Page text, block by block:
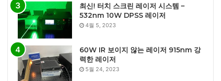
최신! 터치 스크린 레이저 시스템 –
532nm 10W DPSS 레이저
4월 5, 2023
60W IR 보이지 않는 레이저 915nm 강
력한 레이저
5월 24, 2023